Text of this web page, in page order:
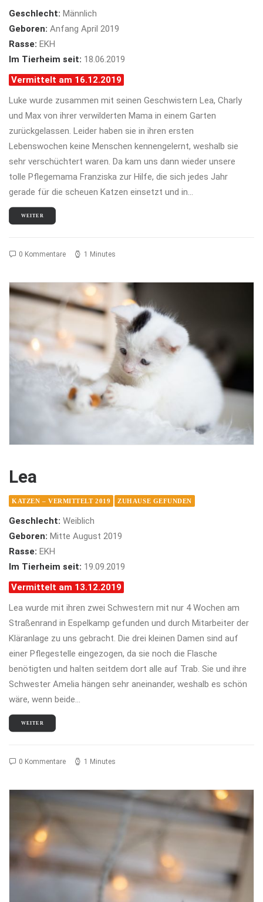
Geschlecht: Männlich
Geboren: Anfang April 2019
Rasse: EKH
Im Tierheim seit: 18.06.2019
Vermittelt am 16.12.2019
Luke wurde zusammen mit seinen Geschwistern Lea, Charly
und Max von ihrer verwilderten Mama in einem Garten
zurückgelassen. Leider haben sie in ihren ersten
Lebenswochen keine Menschen kennengelernt, weshalb sie
sehr verschüchtert waren. Da kam uns dann wieder unsere
tolle Pflegemama Franziska zur Hilfe, die sich jedes Jahr
gerade für die scheuen Katzen einsetzt und in…
WEITER
0 Kommentare 1 Minutes
Lea
KATZEN – VERMITTELT 2019 ZUHAUSE GEFUNDEN
Geschlecht: Weiblich
Geboren: Mitte August 2019
Rasse: EKH
Im Tierheim seit: 19.09.2019
Vermittelt am 13.12.2019
Lea wurde mit ihren zwei Schwestern mit nur 4 Wochen am
Straßenrand in Espelkamp gefunden und durch Mitarbeiter der
Kläranlage zu uns gebracht. Die drei kleinen Damen sind auf
einer Pflegestelle eingezogen, da sie noch die Flasche
benötigten und halten seitdem dort alle auf Trab. Sie und ihre
Schwester Amelia hängen sehr aneinander, weshalb es schön
wäre, wenn beide…
WEITER
0 Kommentare 1 Minutes